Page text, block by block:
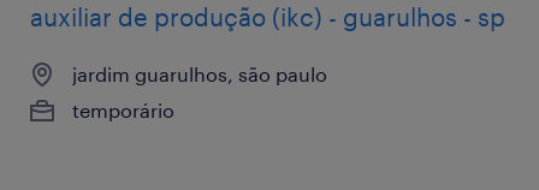
auxiliar de produção (ikc) - guarulhos - sp
jardim guarulhos, são paulo
temporário